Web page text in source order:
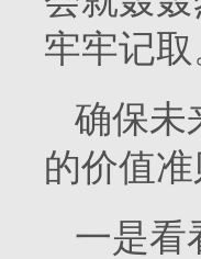
牢牢记取
确保未
的价值
一是看